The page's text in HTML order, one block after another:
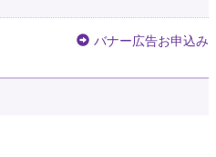
バナー広告お申込み